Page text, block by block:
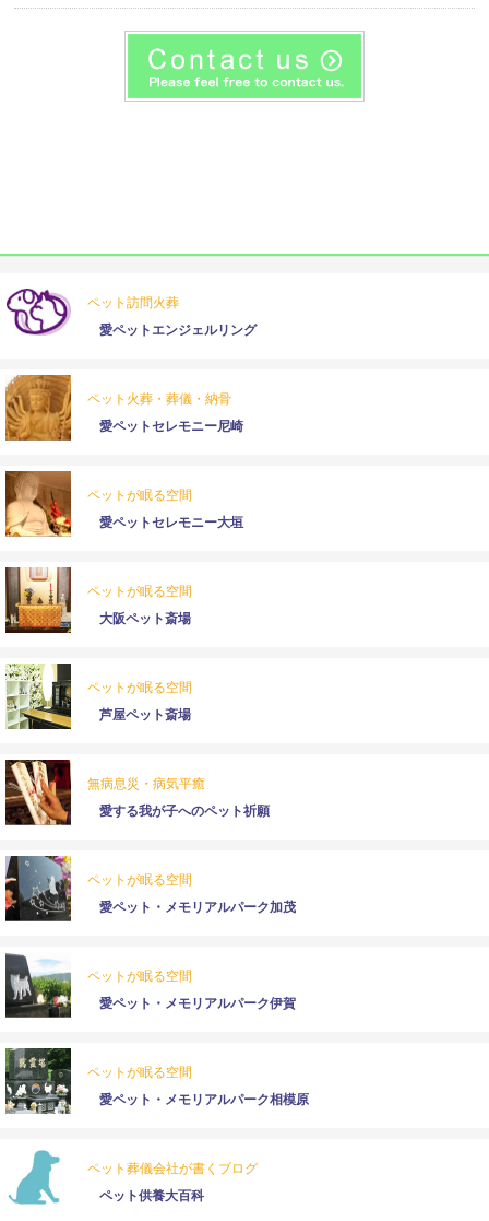
ペット訪問火葬
愛ペットエンジェルリング
ペット火葬・葬儀・納骨
愛ペットセレモニー尼崎
ペットが眠る空間
愛ペットセレモニー大垣
ペットが眠る空間
大阪ペット斎場
ペットが眠る空間
芦屋ペット斎場
無病息災・病気平癒
愛する我が子へのペット祈願
ペットが眠る空間
愛ペット・メモリアルパーク加茂
ペットが眠る空間
愛ペット・メモリアルパーク伊賀
ペットが眠る空間
愛ペット・メモリアルパーク相模原
ペット葬儀会社が書くブログ
ペット供養大百科